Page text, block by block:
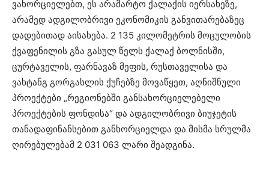
ვახორციელებთ, ეს არამარტო ქალაქის იერსახეზე,
არამედ ადგილობრივი ეკონომიკის განვითარებაზეც
დადებითად აისახება. 2 135 კილომეტრის მოცულობის
ქვაფენილის გზა გასულ წელს ქალაქ ბოლნისში,
ცურტაველის, ფარნავაზ მეფის, რუსთაველისა და
ვახტანგ გორგასლის ქუჩებზე მოვაწყეთ, აღნიშნული
პროექტები „რეგიონებში განსახორციელებელი
პროექტების ფონდისა“ და ადგილობრივი ბიუჯეტის
თანადაფინანსებით განხორციელდა და მისმა სრულმა
ღირებულებამ 2 031 063 ლარი შეადგინა.